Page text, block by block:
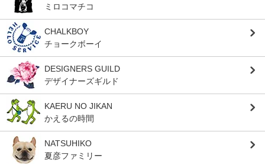
ミロコマチコ
CHALKBOY
チョークボーイ
DESIGNERS GUILD
デザイナーズギルド
KAERU NO JIKAN
かえるの時間
NATSUHIKO
夏彦ファミリー